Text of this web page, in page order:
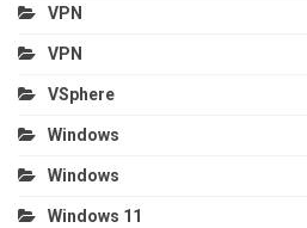
VPN
VPN
VSphere
Windows
Windows
Windows 11